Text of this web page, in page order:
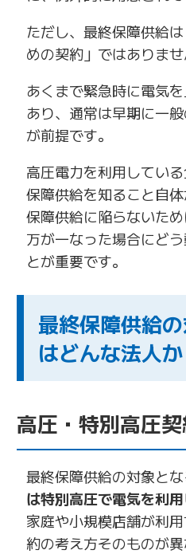
ただし、最終保障供給
めの契約」ではありませ
あくまで緊急時に電気
あり、通常は早期に一
が前提です。
高圧電力を利用してい
保障供給を知ること自
保障供給に陥らないため
万が一なった場合にど
とが重要です。
最終保障供給
はどんな法人か
高圧・特別高圧
最終保障供給の対象と
は特別高圧で電気を利
家庭や小規模店舗が利
約の考え方そのものが異